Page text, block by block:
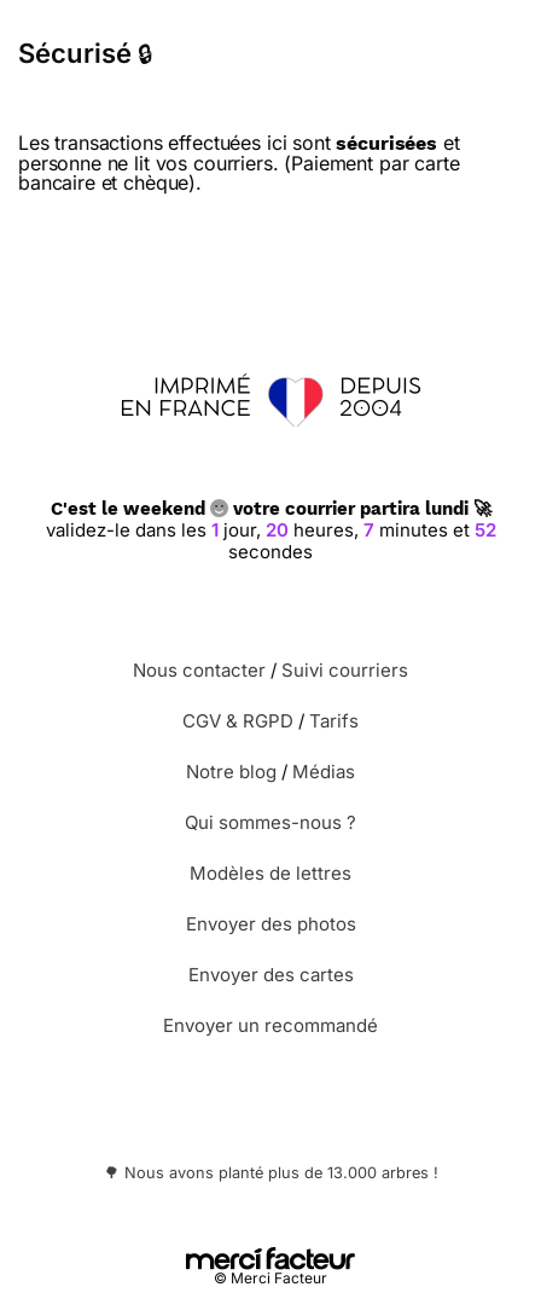
Sécurisé 🔒
Les transactions effectuées ici sontsécurisées et
personne ne lit vos courriers. (Paiement par carte
bancaire et chèque).
C'est le weekend votre courrier partira lundi 🚀
validez-le dans les 1jour, 20heures, 7 minutes et 52
secondes
Nous contacter / Suivi courriers
CGV & RGPD / Tarifs
Notre blog / Médias
Qui sommes-nous ?
Modèles de lettres
Envoyer des photos
Envoyer des cartes
Envoyer un recommandé
🌳 Nous avons planté plus de 13.000 arbres !
© Merci Facteur